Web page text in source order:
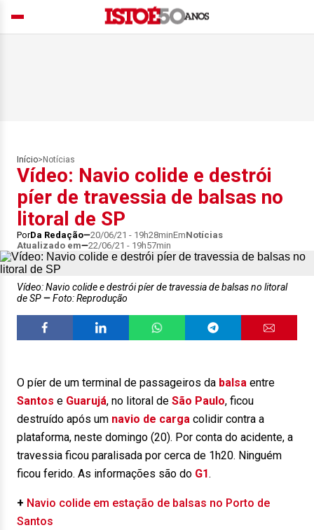
Início> Notícias
Vídeo: Navio colide e destrói
píer de travessia de balsas no
litoral de SP
PorDa Redação 20/06/21 - 19h28minEmNotícias
Atualizado em
22/06/21 - 19h57min
Vídeo: Navio colide e destrói píer de travessia de balsas no litoral
de SP
Foto: Reprodução
O píer de um terminal de passageiros da balsa entre
Santos e Guarujá, no litoral de São Paulo, ficou
destruído após um navio de carga colidir contra a
plataforma, neste domingo (20). Por conta do acidente, a
travessia ficou paralisada por cerca de 1h20. Ninguém
ficou ferido. As informações são do G1.
+ Navio colide em estação de balsas no Porto de
Santos